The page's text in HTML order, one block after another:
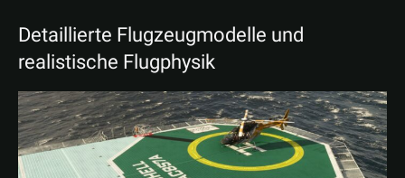
Detaillierte Flugzeugmodelle und
realistische Flugphysik